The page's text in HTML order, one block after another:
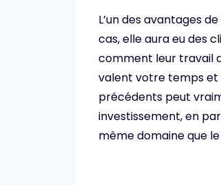
L’un des avantages
cas, elle aura eu des
comment leur travail
valent votre temps et
précédents peut
investissement, en
même domaine que